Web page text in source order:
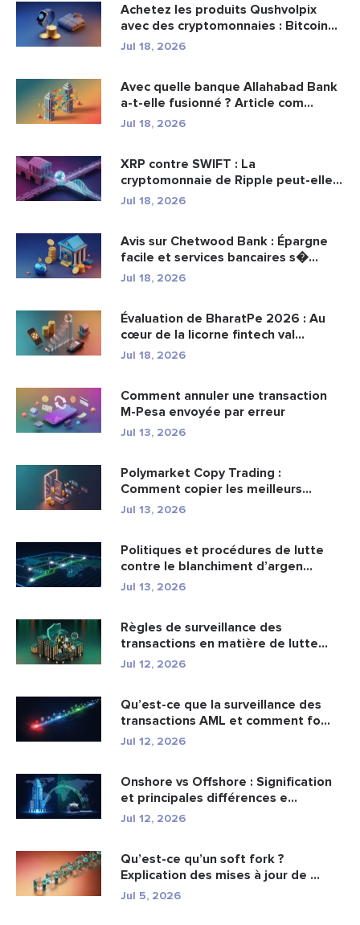
Achetez les produits Qushvolpix
avec des cryptomonnaies : Bitcoin...
Jul 18, 2026
Avec quelle banque Allahabad Bank
a-t-elle fusionné ? Article com...
Jul 18, 2026
XRP contre SWIFT : La
cryptomonnaie de Ripple peut-elle
remplacer...
Jul 18, 2026
Avis sur Chetwood Bank : Épargne
facile et services bancaires s�...
Jul 18, 2026
Évaluation de BharatPe 2026 : Au
cœur de la licorne fintech val...
Jul 18, 2026
Comment annuler une transaction
M-Pesa envoyée par erreur
Jul 13, 2026
Polymarket Copy Trading :
Comment copier les meilleurs
portefeuil...
Jul 13, 2026
Politiques et procédures de lutte
contre le blanchiment d’argen...
Jul 13, 2026
Règles de surveillance des
transactions en matière de lutte
cont...
Jul 12, 2026
Qu’est-ce que la surveillance des
transactions AML et comment fo...
Jul 12, 2026
Onshore vs Offshore : Signification
et principales différences e...
Jul 12, 2026
Qu’est-ce qu’un soft fork ?
Explication des mises à jour de ...
Jul 5, 2026